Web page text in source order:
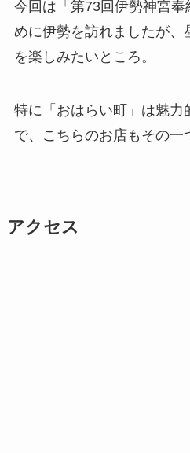
今回は「第73回伊勢神宮
めに伊勢を訪れましたが、
を楽しみたいところ。
特に「おはらい町」は魅力
で、こちらのお店もその一
アクセス